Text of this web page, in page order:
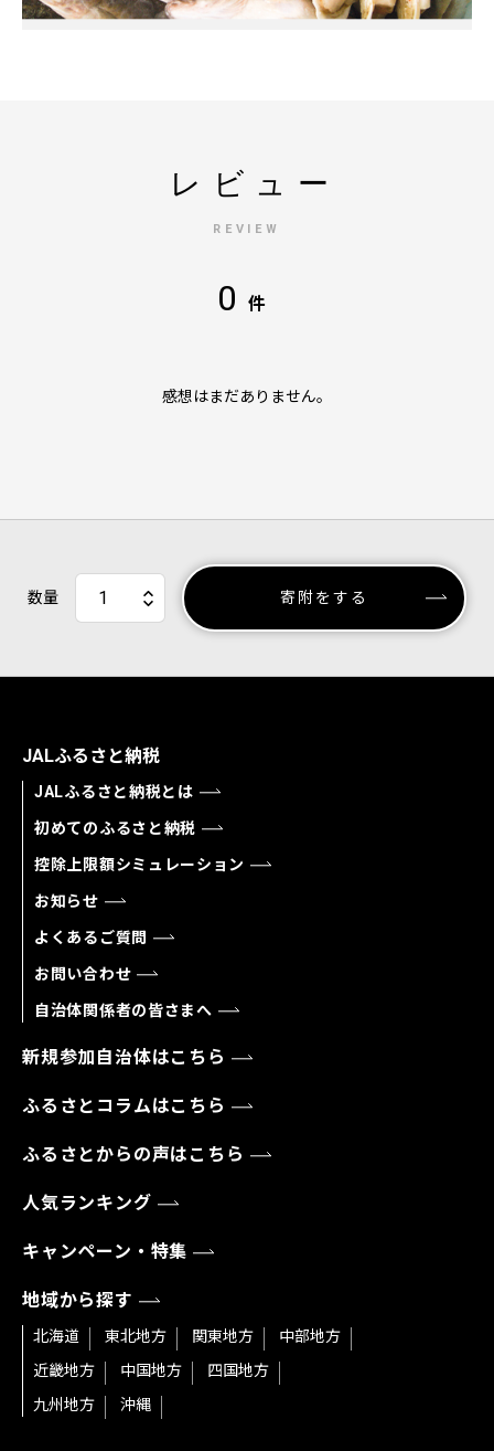
レビュー
REVIEW
0 件
感想はまだありません。
数量 寄附をする
JALふるさと納税
JALふるさと納税とは
初めてのふるさと納税
控除上限額シミュレーション
お知らせ
よくあるご質問
お問い合わせ
自治体関係者の皆さまへ
新規参加自治体はこちら
ふるさとコラムはこちら
ふるさとからの声はこちら
人気ランキング
キャンペーン・特集
地域から探す
北海道 東北地方 関東地方
中部地方
近畿地方
中国地方
四国地方
九州地方
沖縄